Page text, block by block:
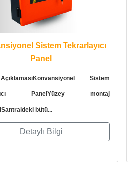
Sistem Tekrarlayıcı
Panel
Sistem
PanelYüzey montaj
bütü...
Detaylı Bilgi